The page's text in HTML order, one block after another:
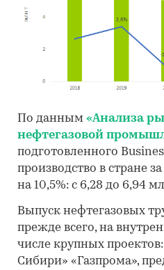
По данным «Анализа
нефтегазовой
подготовленного
производство в стране
на 10,5%: с 6,28 до 6,94
Выпуск нефтегазовых
прежде всего, на
числе крупных
Сибири» «Газпрома»,